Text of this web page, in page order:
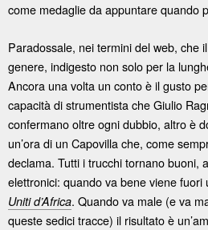
come medaglie da appuntare quando
Paradossale, nei termini del web, che
genere, indigesto non solo per la
Ancora una volta un conto è il gusto
capacità di strumentista che Giulio
confermano oltre ogni dubbio, altro è
un’ora di un Capovilla che, come
declama. Tutti i trucchi tornano buoni,
elettronici: quando va bene viene fuori
Uniti d’Africa. Quando va male (e va
queste sedici tracce) il risultato è